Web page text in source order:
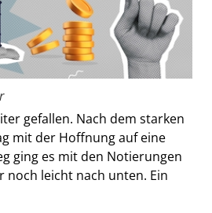
gefallen. Nach dem starken
mit der Hoffnung auf eine
ging es mit den Notierungen
noch leicht nach unten. Ein